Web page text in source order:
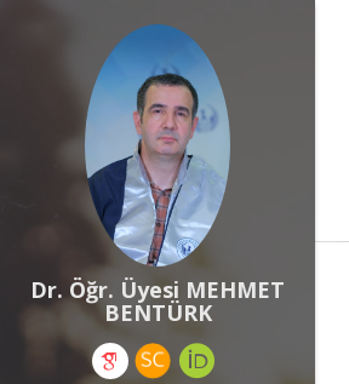
Dr. Öğr. Üyesi MEHMET
BENTÜRK